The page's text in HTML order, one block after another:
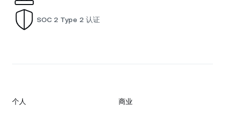
SOC 2 Type 2 认证
个人 商业